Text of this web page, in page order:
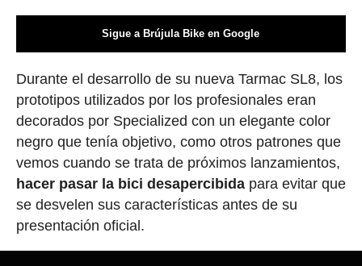
Sigue a Brújula Bike en Google
Durante el desarrollo de su nueva Tarmac SL8, los
prototipos utilizados por los profesionales eran
decorados por Specialized con un elegante color
negro que tenía objetivo, como otros patrones que
vemos cuando se trata de próximos lanzamientos,
hacer pasar la bici desapercibidapara evitar que
se desvelen sus características antes de su
presentación oficial.